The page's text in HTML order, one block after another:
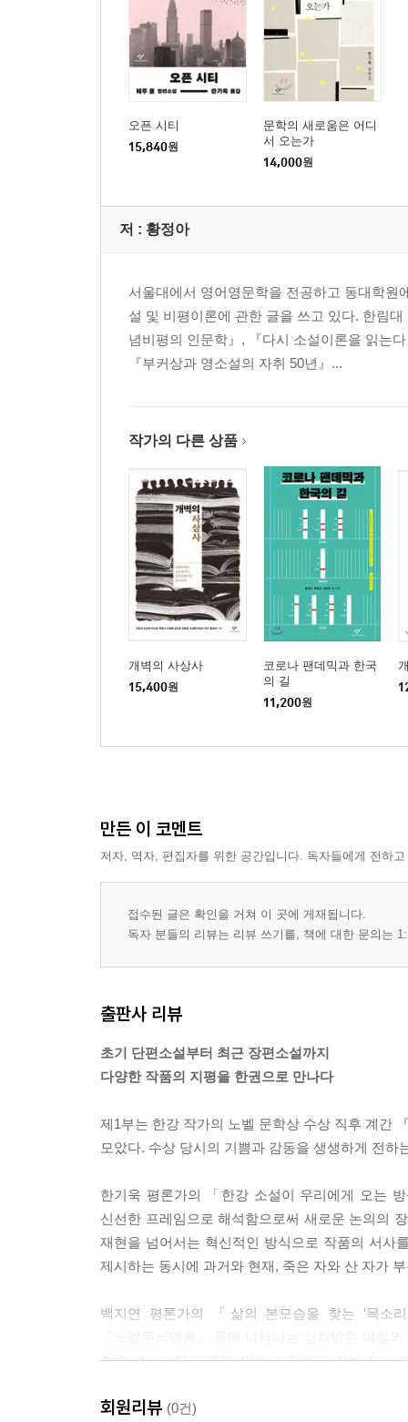
오픈 시티
15,840원
문학의 새로움은 어디
서 오는가
14,000원
저 : 황정아
서울대에서 영어영문학을 전공하고 동대학
설 및 비평이론에 관한 글을 쓰고 있다. 한림
념비평의 인문학』, 『다시 소설이론을 읽는
『부커상과 영소설의 자취 50년』...
작가의 다른 상품
개벽의 사상사
15,400원
코로나 팬데믹과 한국
의 길
11,200원
만든 이 코멘트
저자, 역자, 편집자를 위한 공간입니다. 독자들에게 전하
접수된 글은 확인을 거쳐 이 곳에 게재됩니다.
독자 분들의 리뷰는 리뷰 쓰기를, 책에 대한 문의는
출판사 리뷰
초기 단편소설부터 최근 장편소설까지
다양한 작품의 지평을 한권으로 만나다
제1부는 한강 작가의 노벨 문학상 수상 직후 계간
모았다. 수상 당시의 기쁨과 감동을 생생하게 전
한기욱 평론가의 「한강 소설이 우리에게 오는
신선한 프레임으로 해석함으로써 새로운 논의의
재현을 넘어서는 혁신적인 방식으로 작품의 서사
제시하는 동시에 과거와 현재, 죽은 자와 산 자가
백지연 평론가의 「삶의 본모습을 찾는 ‘목
환원 불가능한 고립된 인물로 만들지 않는 점이
회원리뷰 (0건)